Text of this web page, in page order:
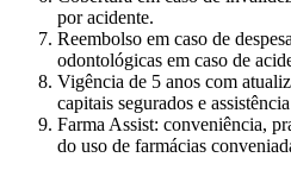
por acidente.
Reembolso em caso de
odontológicas em caso de
Vigência de 5 anos com
capitais segurados e
Farma Assist: conveniência,
do uso de farmácias